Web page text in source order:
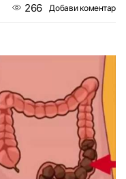
266 Добави коментар